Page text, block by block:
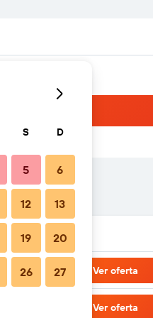
Ver oferta
Ver oferta
S D
5 6
12 13
19 20
26 27